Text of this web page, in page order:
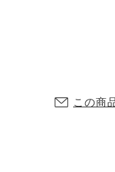
この商